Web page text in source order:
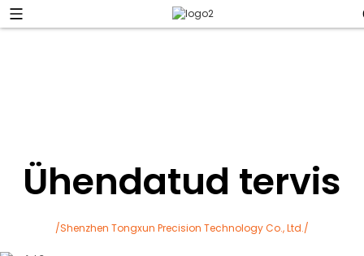
Ühendatud tervis
/Shenzhen Tongxun Precision Technology Co., Ltd./